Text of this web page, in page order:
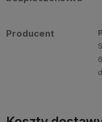
Producent